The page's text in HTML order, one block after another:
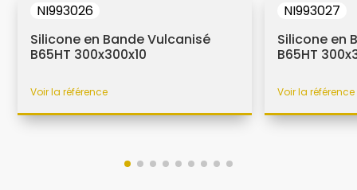
NI993026
Silicone en Bande Vulcanisé
B65HT 300x300x10
Voir la référence
NI993027
Silicone en
B65HT
Voir la référence